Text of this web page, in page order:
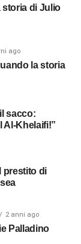
storia di Julio
ago
la storia
sacco:
Al-Khelaifi!”
prestito di
2 anni ago
Palladino